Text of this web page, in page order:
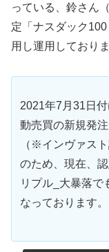
っている、鈴さん
定「ナスダック
用し運用しておりま
2021年7月31日
動売買の新規発
（※インヴァス
のため、現在、
リプル_大暴落で
なっております。